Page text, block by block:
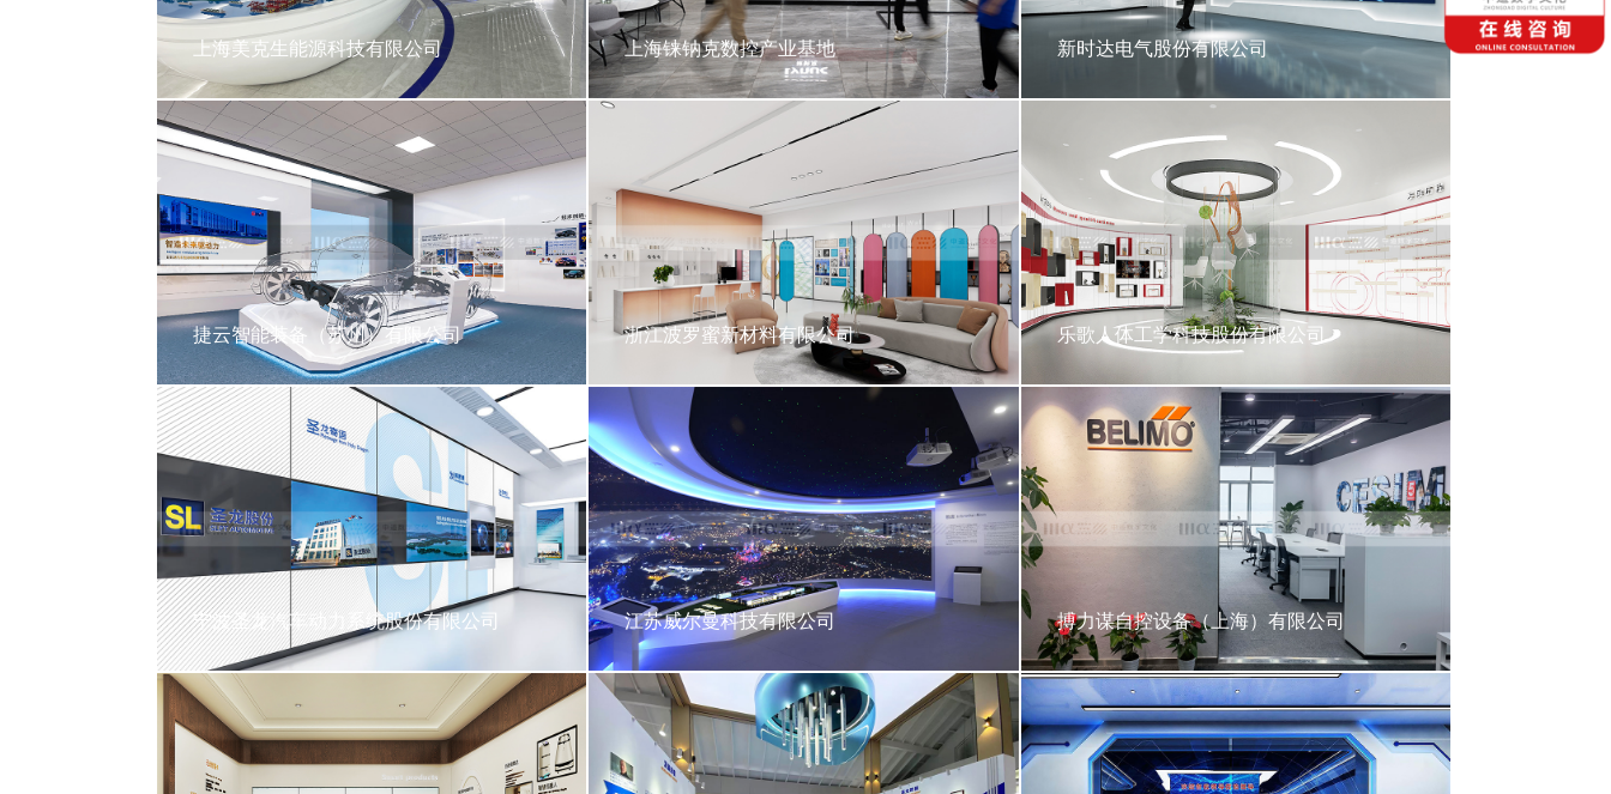
上海美克生能源科技有限公司 上海铼钠克数控产业基地 新时达电气股份有限公司
捷云智能装备（苏州）有限公司 浙江波罗蜜新材料有限公司 乐歌人体工学科技股份有限公司
宁波圣龙汽车动力系统股份有限公司 江苏威尔曼科技有限公司 搏力谋自控设备（上海）有限公司